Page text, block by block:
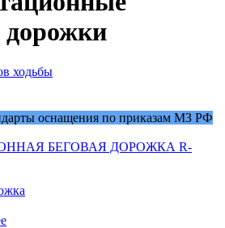
ходьбы
оснащения по приказам МЗ РФ